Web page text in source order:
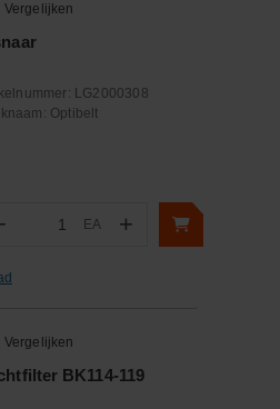
Vergelijken
LG2000308
Optibelt
Aantal
EA +
Vergelijken
BK114-119